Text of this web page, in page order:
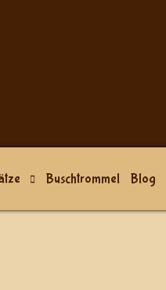
Buschtrommel Blog